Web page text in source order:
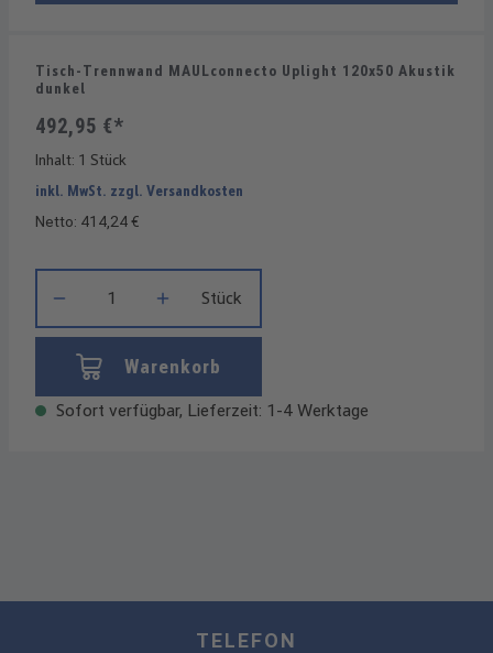
Tisch-Trennwand MAULconnecto Uplight 120x50 Akustik
dunkel
492,95 €*
Inhalt: 1 Stück
inkl. MwSt. zzgl. Versandkosten
Netto: 414,24 €
Stück
Warenkorb
Sofort verfügbar, Lieferzeit: 1-4 Werktage
TELEFON